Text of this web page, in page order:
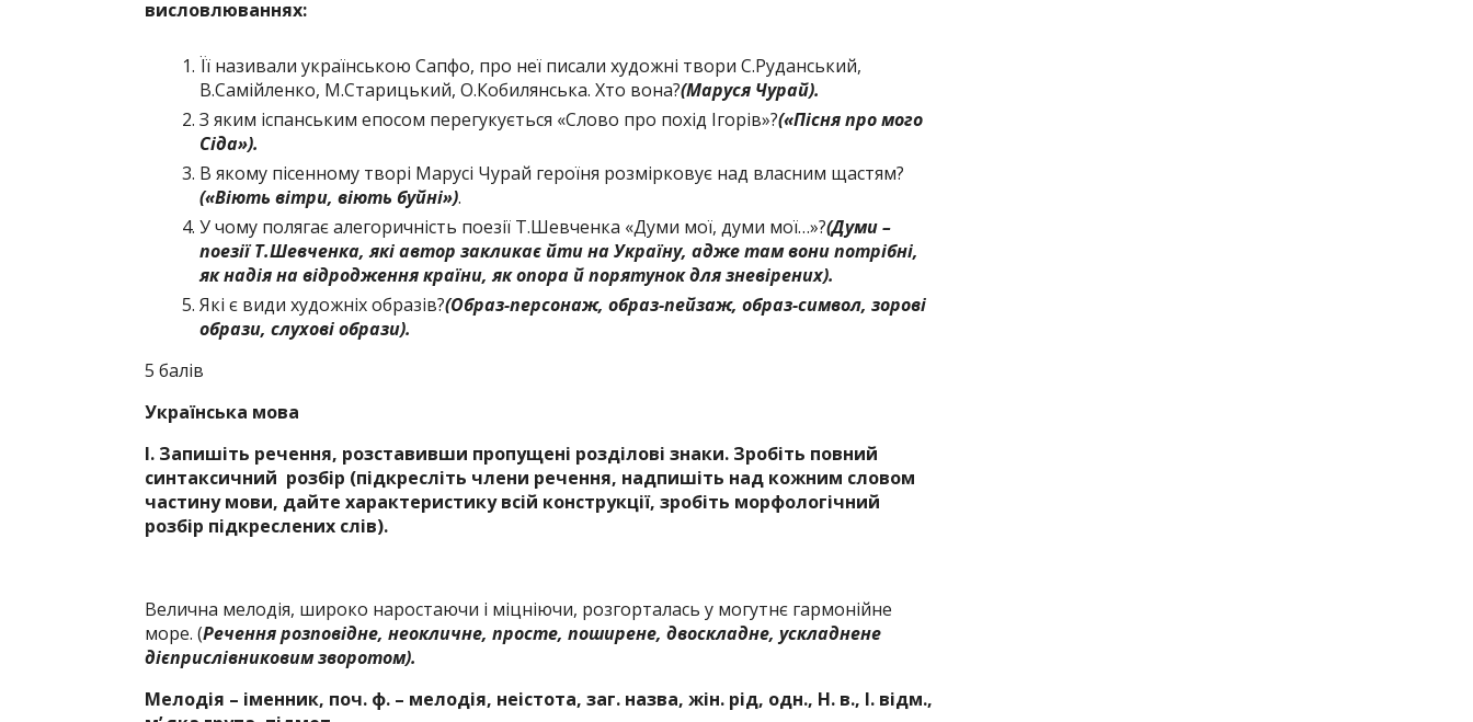
висловлюваннях:
Її називали українською Сапфо, про неї писали художні твори С.Руданський,
В.Самійленко, М.Старицький, О.Кобилянська. Хто вона?(Маруся Чурай).
З яким іспанським епосом перегукується «Слово про похід Ігорів»?(«Пісня про мого
Сіда»).
В якому пісенному творі Марусі Чурай героїня розмірковує над власним щастям?
(«Віють вітри, віють буйні»).
У чому полягає алегоричність поезії Т.Шевченка «Думи мої, думи мої…»?(Думи –
поезії Т.Шевченка, які автор закликає йти на Україну, адже там вони потрібні,
як надія на відродження країни, як опора й порятунок для зневірених).
Які є види художніх образів?(Образ-персонаж, образ-пейзаж, образ-символ, зорові
образи, слухові образи).
5 балів
Українська мова
І. Запишіть речення, розставивши пропущені розділові знаки. Зробіть повний
синтаксичний розбір (підкресліть члени речення, надпишіть над кожним словом
частину мови, дайте характеристику всій конструкції, зробіть морфологічний
розбір підкреслених слів).
Велична мелодія, широко наростаючи і міцніючи, розгорталась у могутнє гармонійне
море. (Речення розповідне, неокличне, просте, поширене, двоскладне, ускладнене
дієприслівниковим зворотом).
Мелодія – іменник, поч. ф. – мелодія, неістота, заг. назва, жін. рід, одн., Н. в., І. відм.,